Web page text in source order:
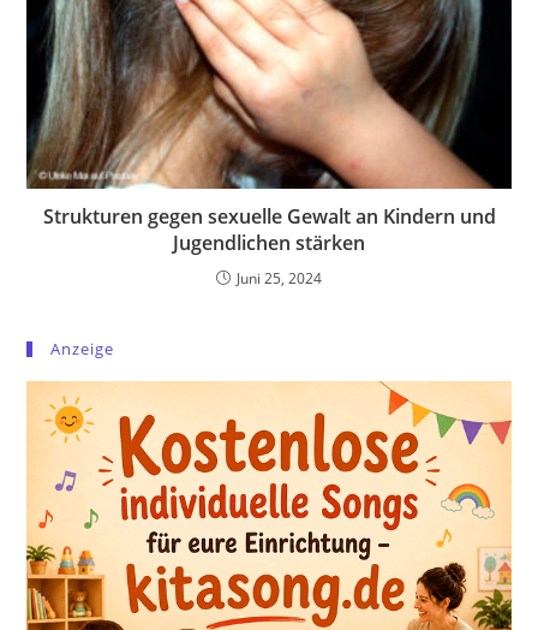
Strukturen gegen sexuelle Gewalt an Kindern und
Jugendlichen stärken
Juni 25, 2024
Anzeige